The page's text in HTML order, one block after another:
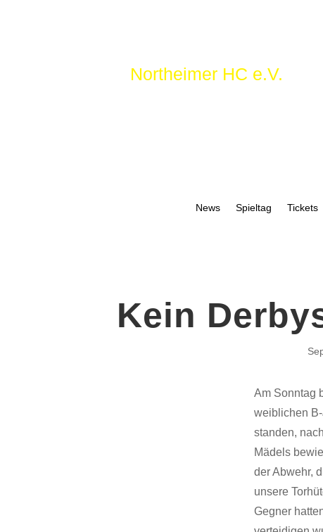
Northeimer HC e.V.
News Spieltag Tickets
Kein
Am Sonntag
weiblichen
standen,
Mädels
der Abwehr,
unsere
Gegner